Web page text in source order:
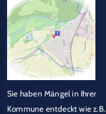
Sie haben Mängel in Ihrer
Kommune entdeckt wie z.B.